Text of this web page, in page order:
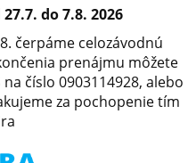
do 7.8. 2026
čerpáme celozávodnú
prenájmu môžete
číslo 0903114928, alebo
za pochopenie tím